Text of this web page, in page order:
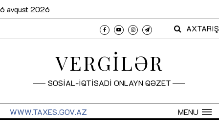
6 avqust 2026
AXTARIŞ
VERGİLƏR
SOSİAL-İQTİSADİ ONLAYN QƏZET
MENU
WWW.TAXES.GOV.AZ